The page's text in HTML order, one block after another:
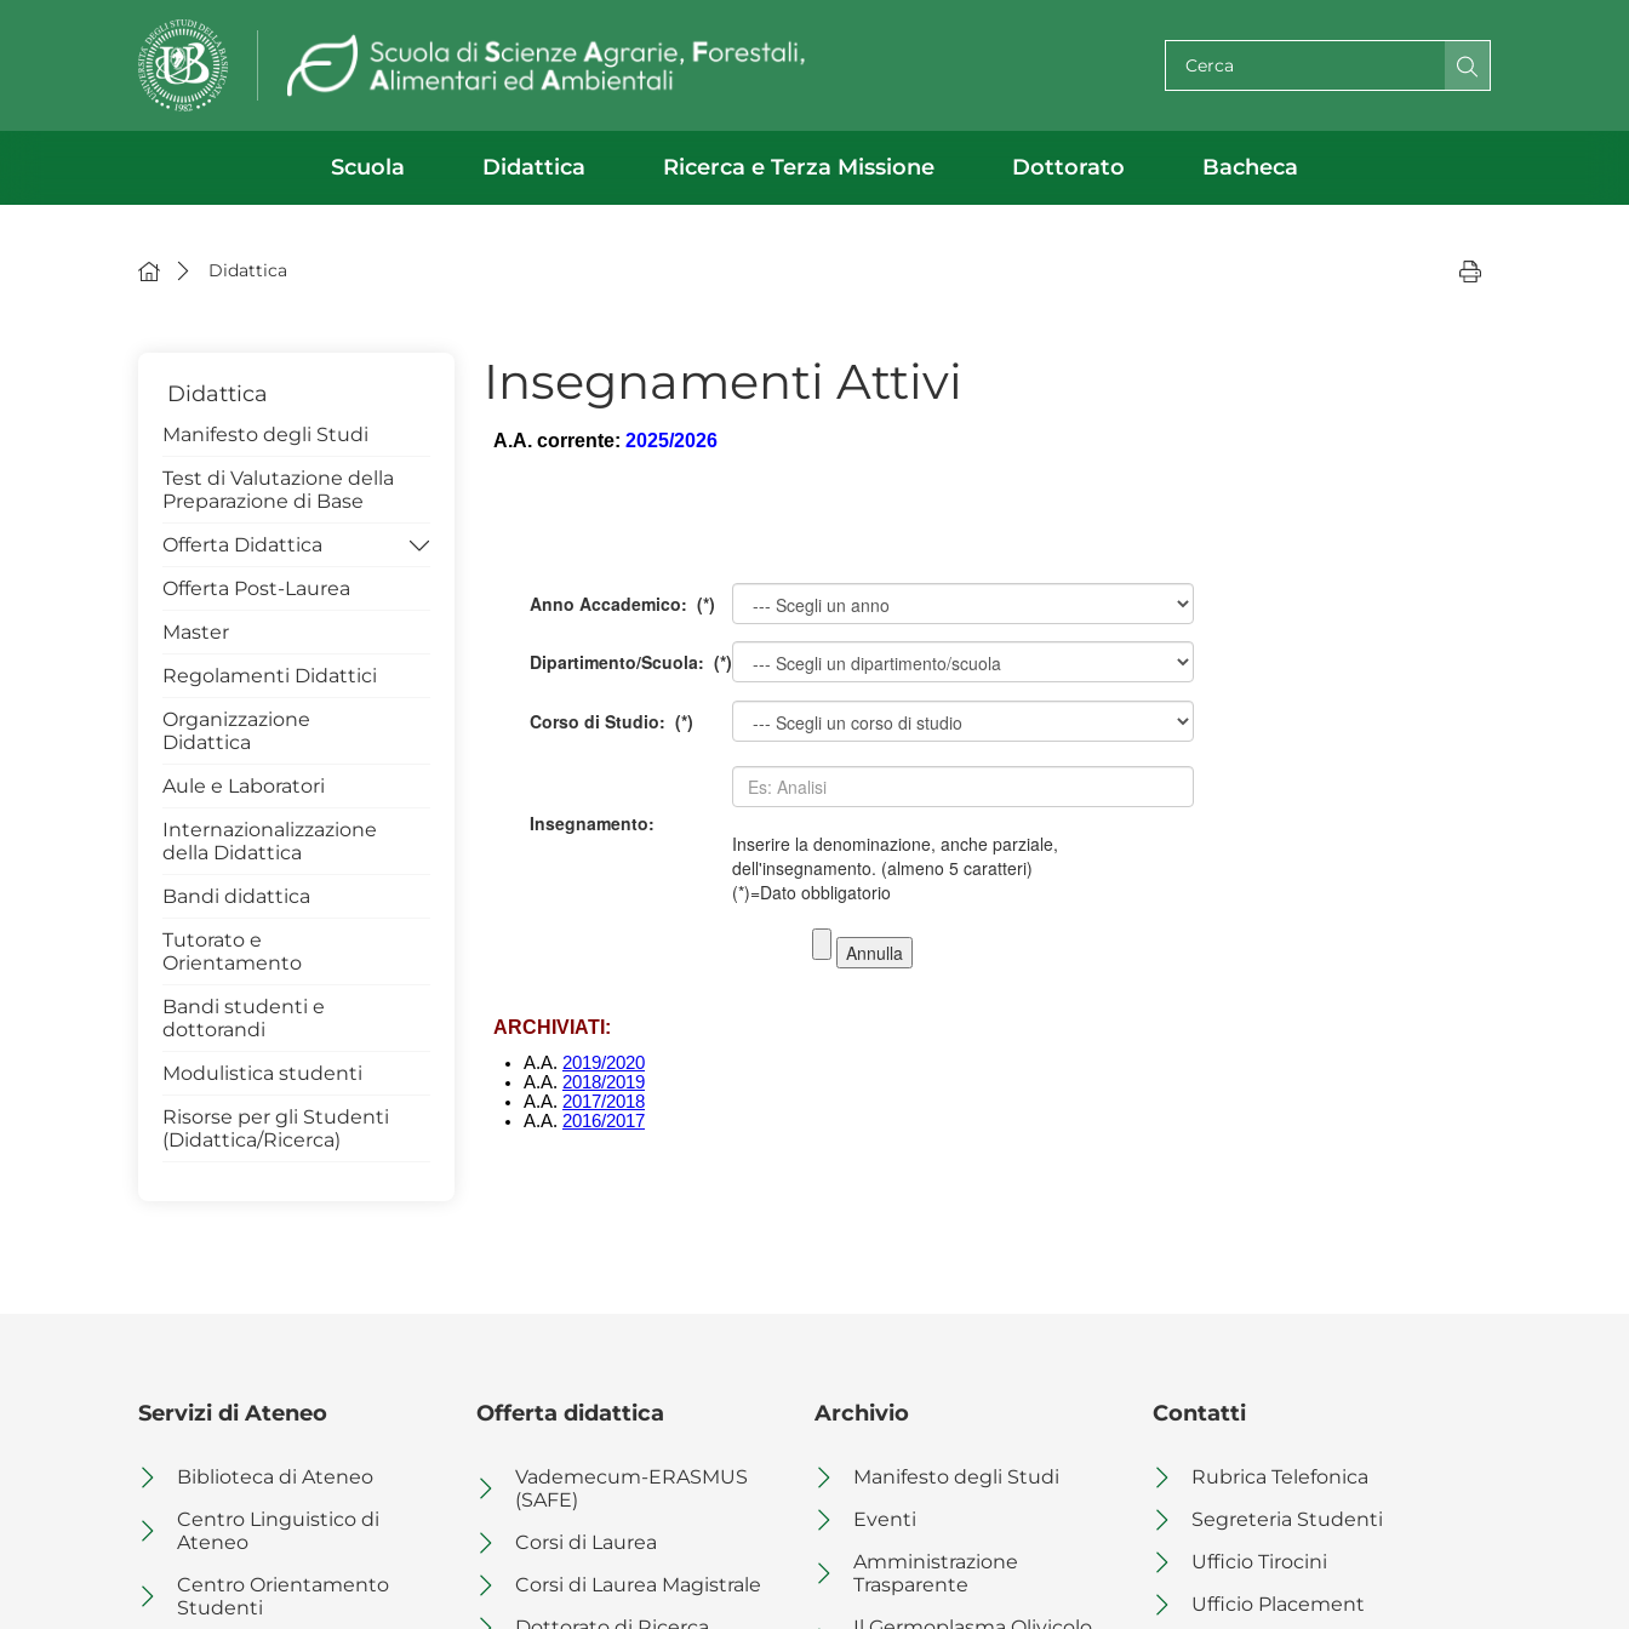
Scuola Didattica Ricerca e Terza Missione Dottorato Bacheca
Didattica
Insegnamenti Attivi
Didattica
Manifesto degli Studi
Test di Valutazione della
Preparazione di Base
Offerta Didattica
====> Corsi di Studio
Attivi
> LM Scienze Forestali e
Ambientali - 0423
> LM Scienze e
Tecnologie Agrarie - 0422
> LM Scienze e
Tecnologie Alimentari -
0424
> Scienze Forestali e
Ambientali - 0427
> Tecnologie Agrarie -
0425
> Tecnologie Alimentari -
0421
Rapporto-qualità-
Offerta Post-Laurea
Master
Regolamenti Didattici
Organizzazione
Didattica
Aule e Laboratori
Internazionalizzazione
della Didattica
Bandi didattica
Tutorato e
Orientamento
Bandi studenti e
dottorandi
Modulistica studenti
Risorse per gli Studenti
(Didattica/Ricerca)
Servizi di Ateneo
Biblioteca di Ateneo
Centro Linguistico di
Ateneo
Centro Orientamento
Studenti
Offerta didattica
Vademecum-ERASMUS
(SAFE)
Corsi di Laurea
Corsi di Laurea Magistrale
Archivio
Manifesto degli Studi
Eventi
Amministrazione
Trasparente
Contatti
Rubrica Telefonica
Segreteria Studenti
Ufficio Tirocini
Ufficio Placement